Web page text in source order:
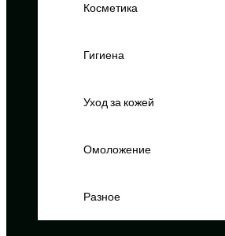
Косметика
Гигиена
Уход за кожей
Омоложение
Разное